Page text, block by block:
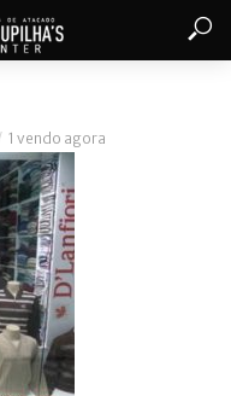
1 vendo agora